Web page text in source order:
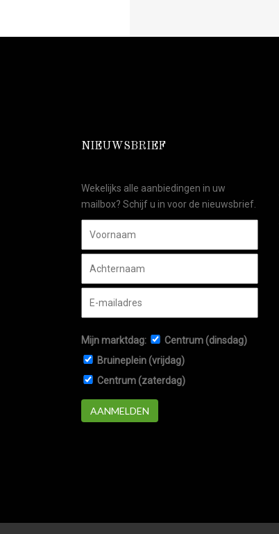
NIEUWSBRIEF
Wekelijks alle aanbiedingen in uw
mailbox? Schijf u in voor de nieuwsbrief.
Mijn marktdag:
Centrum (dinsdag)
Bruineplein (vrijdag)
Centrum (zaterdag)
AANMELDEN